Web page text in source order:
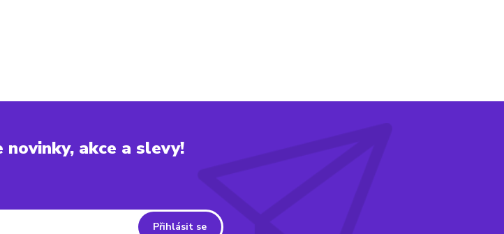
novinky, akce a slevy!
Přihlásit se